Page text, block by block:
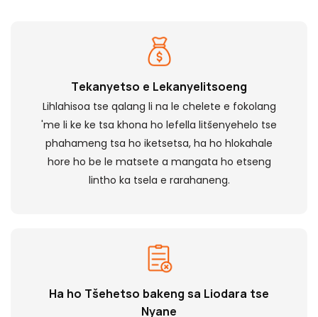
Tekanyetso e Lekanyelitsoeng
Lihlahisoa tse qalang li na le chelete e fokolang
'me li ke ke tsa khona ho lefella litšenyehelo tse
phahameng tsa ho iketsetsa, ha ho hlokahale
hore ho be le matsete a mangata ho etseng
lintho ka tsela e rarahaneng.
Ha ho Tšehetso bakeng sa Liodara tse
Nyane